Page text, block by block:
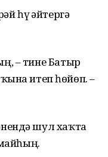
һүҙ әйтергә
– тине Батыр
итеп һөйөп. –
шул хаҡта